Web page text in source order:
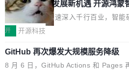
高了。全域营销服务商的竞争正在从规
度,案例厚度、全域覆盖、多线协同...
或造假。问题是，作为读者，如果你筛
看起来最令人兴奋的论文，那它们大部
度宣传的。」 这才是真正的痛点。不是
都有问题，是最吸引眼球的那批论文最
他引用的帖子来自 Mathew Shen，一
026 的读者：「看了篇 ...
的早期工程师之一，在 Grok 训练基础
工作过。近日他在 X 上发了一条帖子，
认为现代 AI 领域最重要的三个开源项目
理由很具体。FA 系列不需要解释，但
认为最重要的一个——复杂度恰到好处
共商智能硬件发展新机遇 开源鸿蒙
硬件开发者日杭州站即将举行
随着万物智联加速深入千行百业，智能
单点设备迈向智能化、网联化、协同化
鸿蒙通过统一技术底座和分布式能力，
型智能设备的开发、连接与互联提供关
开 开源科技
GitHub 再次爆发大规模服务降级
8 月 6 日，GitHub Actions 和 Pages